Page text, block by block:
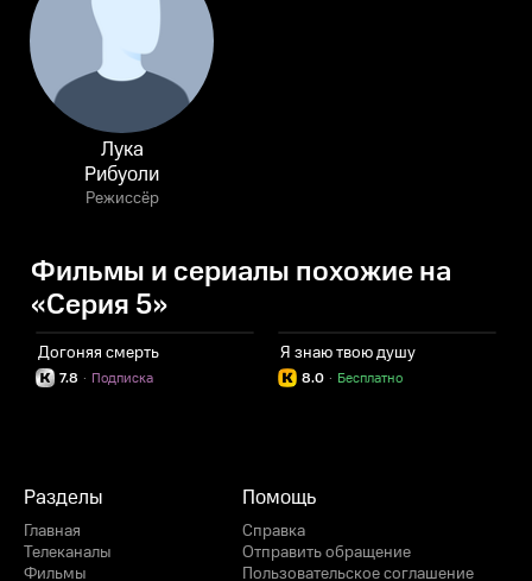
Лука
Рибуоли
Режиссёр
Фильмы и сериалы похожие на
«Серия 5»
Догоняя смерть
7.8 Подписка
·
Я знаю твою душу
8.0 Бесплатно
·
Разделы
Главная
Телеканалы
Фильмы
Помощь
Справка
Отправить обращение
Пользовательское соглашение